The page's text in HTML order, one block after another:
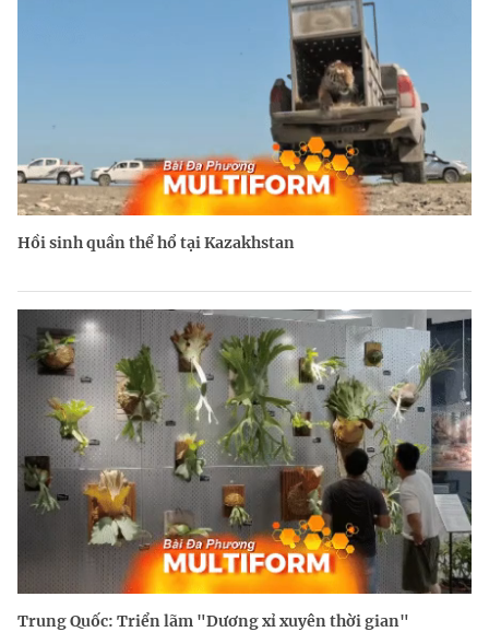
Hồi sinh quần thể hổ tại Kazakhstan
Trung Quốc: Triển lãm "Dương xỉ xuyên thời gian"